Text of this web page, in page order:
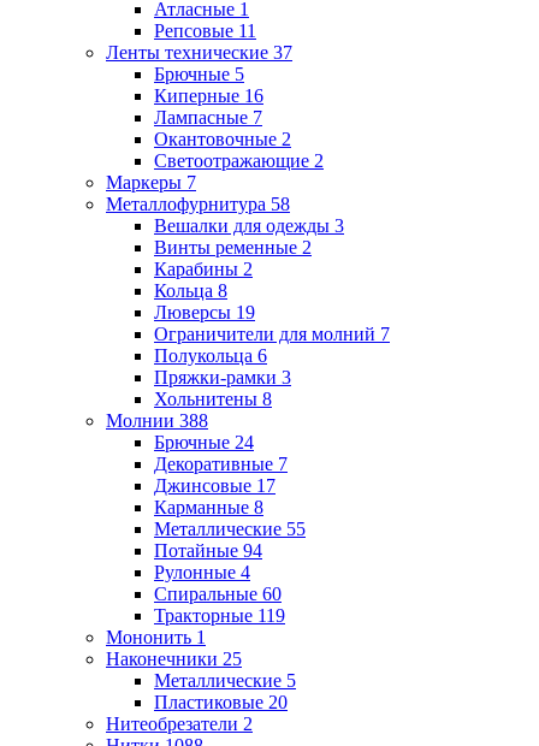
Атласные 1
Репсовые 11
Ленты технические 37
Брючные 5
Киперные 16
Лампасные 7
Окантовочные 2
Светоотражающие 2
Маркеры 7
Металлофурнитура 58
Вешалки для одежды 3
Винты ременные 2
Карабины 2
Кольца 8
Люверсы 19
Ограничители для молний 7
Полукольца 6
Пряжки-рамки 3
Хольнитены 8
Молнии 388
Брючные 24
Декоративные 7
Джинсовые 17
Карманные 8
Металлические 55
Потайные 94
Рулонные 4
Спиральные 60
Тракторные 119
Мононить 1
Наконечники 25
Металлические 5
Пластиковые 20
Нитеобрезатели 2